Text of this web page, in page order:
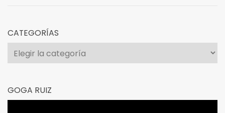
CATEGORÍAS
Categorías
GOGA RUIZ